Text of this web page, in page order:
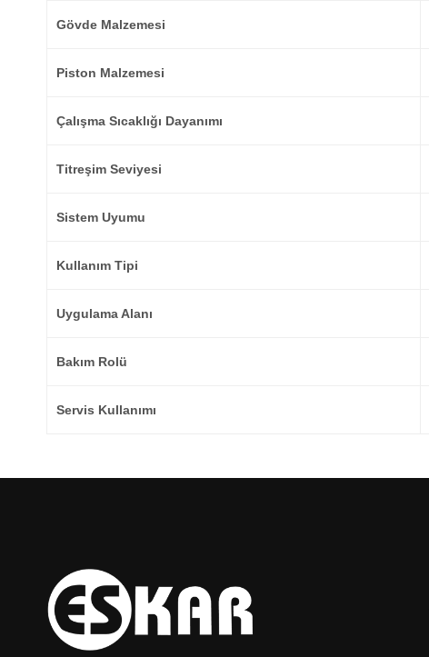
Gövde Malzemesi
Piston Malzemesi
Çalışma Sıcaklığı Dayanımı
Titreşim Seviyesi
Sistem Uyumu
Kullanım Tipi
Uygulama Alanı
Bakım Rolü
Servis Kullanımı